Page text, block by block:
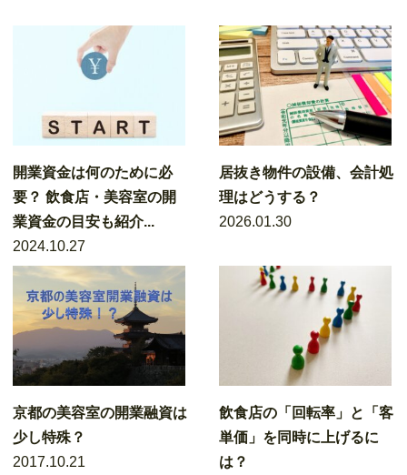
開業資金は何のために必
要？ 飲食店・美容室の開
業資金の目安も紹介...
2024.10.27
居抜き物件の設備、会計処
理はどうする？
2026.01.30
京都の美容室の開業融資は
少し特殊？
2017.10.21
飲食店の「回転率」と「客
単価」を同時に上げるに
は？